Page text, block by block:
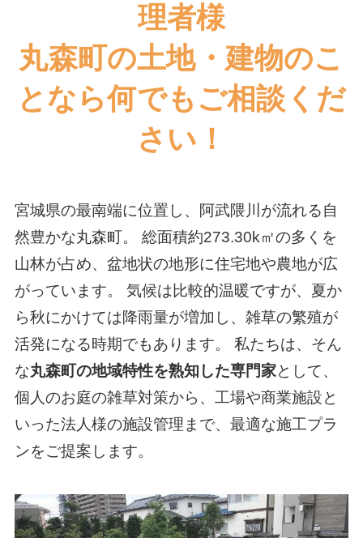
理者様
丸森町の土地・建物のこ
となら何でもご相談くだ
さい！
宮城県の最南端に位置し、阿武隈川が流れる自
然豊かな丸森町。 総面積約273.30k㎡の多くを
山林が占め、盆地状の地形に住宅地や農地が広
がっています。 気候は比較的温暖ですが、夏か
ら秋にかけては降雨量が増加し、雑草の繁殖が
活発になる時期でもあります。 私たちは、そん
な丸森町の地域特性を熟知した専門家として、
個人のお庭の雑草対策から、工場や商業施設と
いった法人様の施設管理まで、最適な施工プラ
ンをご提案します。